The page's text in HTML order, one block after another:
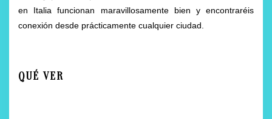
en Italia funcionan maravillosamente bien y encontraréis
conexión desde prácticamente cualquier ciudad.
QUÉ VER